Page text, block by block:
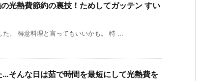
光熱費節約の裏技！ためしてガッテン すい
。 得意料理と言ってもいいかも。 特 ...
そんな日は茹で時間を最短にして光熱費を